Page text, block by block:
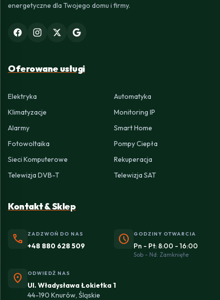
energetyczne dla Twojego domu i firmy.
Oferowane usługi
Elektryka
Automatyka
Klimatyzacje
Monitoring IP
Alarmy
Smart Home
Fotowoltaika
Pompy Ciepła
Sieci Komputerowe
Rekuperacja
Telewizja DVB-T
Telewizja SAT
Kontakt & Sklep
phone ZADZWOŃ DO NAS
+48 880 628 509 schedule GODZINY OTWARCIA
Pn - Pt: 8:00 - 16:00
Sob - Nd: Zamknięte
location_on ODWIEDŹ NAS
Ul. Władysława Łokietka 1
44-190 Knurów, Śląskie